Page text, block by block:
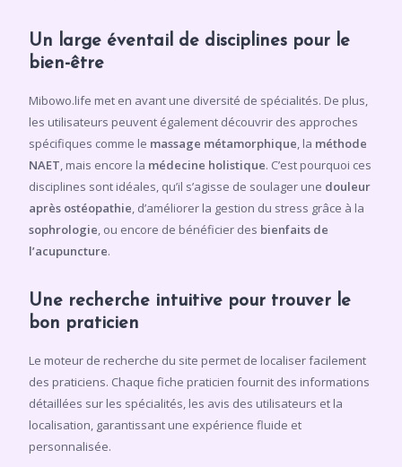
Un large éventail de disciplines pour le
bien-être
Mibowo.life met en avant une diversité de spécialités. De plus,
les utilisateurs peuvent également découvrir des approches
spécifiques comme le massage métamorphique, la méthode
NAET, mais encore la médecine holistique. C’est pourquoi ces
disciplines sont idéales, qu’il s’agisse de soulager une douleur
après ostéopathie, d’améliorer la gestion du stress grâce à la
sophrologie, ou encore de bénéficier des bienfaits de
l’acupuncture.
Une recherche intuitive pour trouver le
bon praticien
Le moteur de recherche du site permet de localiser facilement
des praticiens. Chaque fiche praticien fournit des informations
détaillées sur les spécialités, les avis des utilisateurs et la
localisation, garantissant une expérience fluide et
personnalisée.